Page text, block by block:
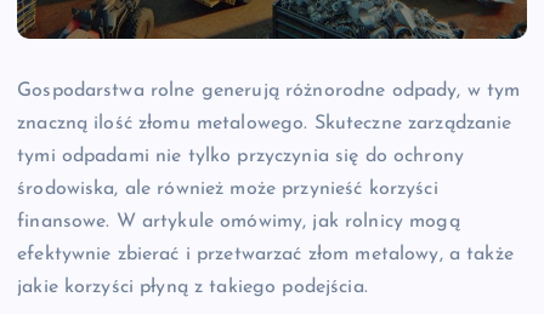
Gospodarstwa rolne generują różnorodne odpady, w tym
znaczną ilość złomu metalowego. Skuteczne zarządzanie
tymi odpadami nie tylko przyczynia się do ochrony
środowiska, ale również może przynieść korzyści
finansowe. W artykule omówimy, jak rolnicy mogą
efektywnie zbierać i przetwarzać złom metalowy, a także
jakie korzyści płyną z takiego podejścia.